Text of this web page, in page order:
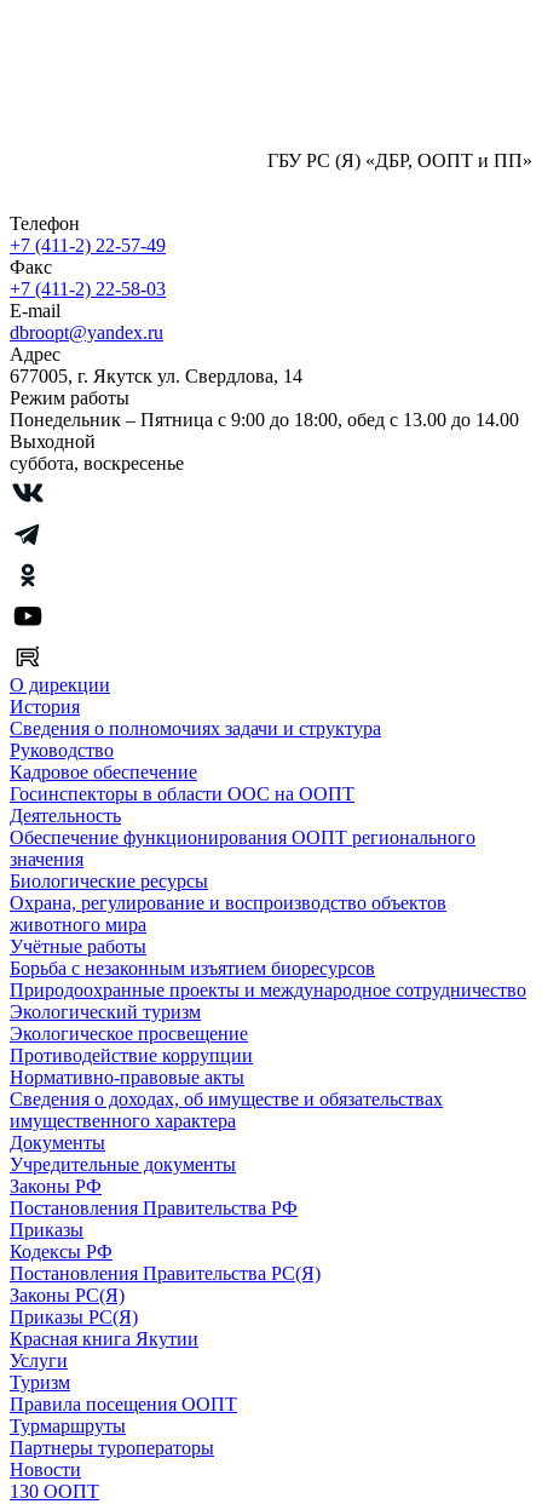
ГБУ РС (Я) «ДБР, ООПТ и ПП»
Телефон
+7 (411-2) 22-57-49
Факс
+7 (411-2) 22-58-03
E-mail
dbroopt@yandex.ru
Адрес
677005, г. Якутск ул. Свердлова, 14
Режим работы
Понедельник – Пятница с 9:00 до 18:00, обед с 13.00 до 14.00
Выходной
суббота, воскресенье
О дирекции
История
Сведения о полномочиях задачи и структура
Руководство
Кадровое обеспечение
Госинспекторы в области ООС на ООПТ
Деятельность
Обеспечение функционирования ООПТ регионального
значения
Биологические ресурсы
Охрана, регулирование и воспроизводство объектов
животного мира
Учётные работы
Борьба с незаконным изъятием биоресурсов
Природоохранные проекты и международное сотрудничество
Экологический туризм
Экологическое просвещение
Противодействие коррупции
Нормативно-правовые акты
Сведения о доходах, об имуществе и обязательствах
имущественного характера
Документы
Учредительные документы
Законы РФ
Постановления Правительства РФ
Приказы
Кодексы РФ
Постановления Правительства РС(Я)
Законы РС(Я)
Приказы РС(Я)
Красная книга Якутии
Услуги
Туризм
Правила посещения ООПТ
Турмаршруты
Партнеры туроператоры
Новости
130 ООПТ